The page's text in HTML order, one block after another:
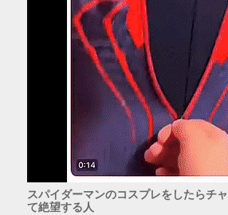
スパイダーマンのコスプレをしたらチ
て絶望する人